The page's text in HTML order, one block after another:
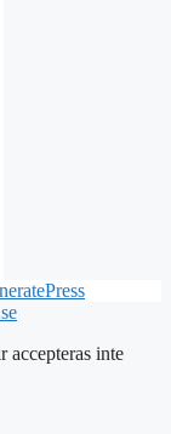
accepteras inte